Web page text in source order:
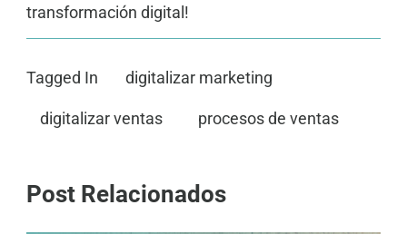
transformación digital!
Tagged In digitalizar marketing
digitalizar ventas procesos de ventas
Post Relacionados